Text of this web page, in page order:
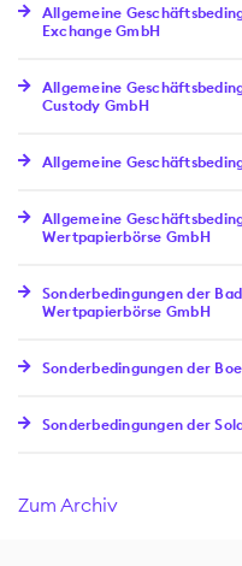
Allgemeine
Exchange GmbH
Allgemeine
Custody GmbH
Allgemeine
Allgemeine
Wertpapierbörse GmbH
Sonderbedingungen der
Wertpapierbörse GmbH
Sonderbedingungen der
Sonderbedingungen der
Zum Archiv